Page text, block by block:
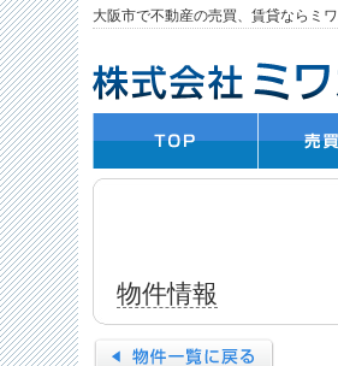
大阪市で不動産の売買、賃貸ならミ
物件情報